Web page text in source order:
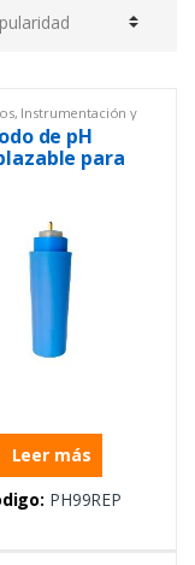
, Instrumentación y
Sinotimer
de pH
para
Leer más
PH99REP